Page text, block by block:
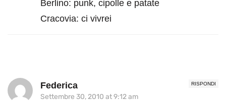
Berlino: punk, cipolle e patate
Cracovia: ci vivrei
RISPONDI
Federica
Settembre 30, 2010 at 9:12 am